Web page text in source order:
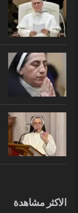
الاكثر مشاهدة